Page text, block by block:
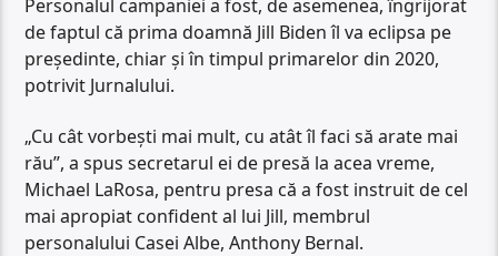
Personalul campaniei a fost, de asemenea, îngrijorat
de faptul că prima doamnă Jill Biden îl va eclipsa pe
președinte, chiar și în timpul primarelor din 2020,
potrivit Jurnalului.
„Cu cât vorbești mai mult, cu atât îl faci să arate mai
rău”, a spus secretarul ei de presă la acea vreme,
Michael LaRosa, pentru presa că a fost instruit de cel
mai apropiat confident al lui Jill, membrul
personalului Casei Albe, Anthony Bernal.